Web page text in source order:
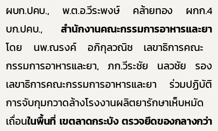
ผบก.ปคบ., พ.ต.อ.วีระพงษ์ คล้ายทอง ผกก.4
บก.ปคบ., สำนักงานคณะกรรมการอาหารและยา
โดย นพ.ณรงค์ อภิกุลวณิช เลขาธิการคณะ
กรรมการอาหารและยา, ภก.วีระชัย นลวชัย รอง
เลขาธิการคณะกรรมการอาหารและยา
ร่วมปฏิบัติ
การจับกุมกวาดล้างโรงงานผลิตยารักษาเห็บหมัด
เถื่อนในพื้นที่ เขตลาดกระบัง ตรวจยึดของกลางกว่า